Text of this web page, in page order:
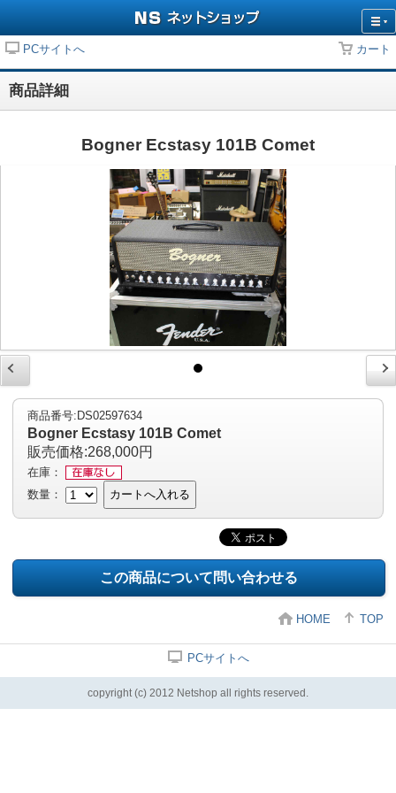
PCサイトへ カート
商品詳細
Bogner Ecstasy 101B Comet
商品番号:DS02597634
Bogner Ecstasy 101B Comet
販売価格:268,000円
在庫：
数量：
カートへ入れる
この商品について問い合わせる
HOME TOP
PCサイトへ
copyright (c) 2012 Netshop all rights reserved.